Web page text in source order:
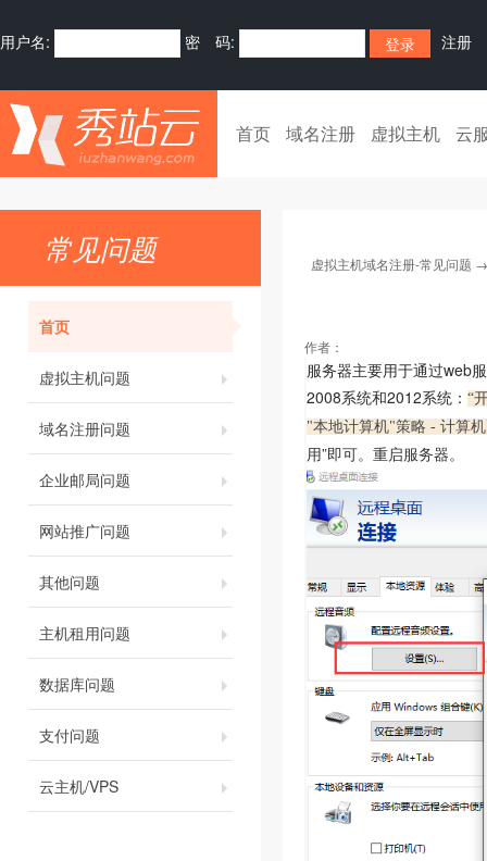
用户名: 密 码: 注册
首页 域名注册 虚拟主机 云
常见问题
首页
虚拟主机问题
域名注册问题
企业邮局问题
网站推广问题
其他问题
主机租用问题
数据库问题
支付问题
云主机/VPS
虚拟主机域名注册-常见问题
作者：
服务器主要用于通过web
2008系统和2012系统： “
"本地计算机"策略 - 计算
用”即可。重启服务器。